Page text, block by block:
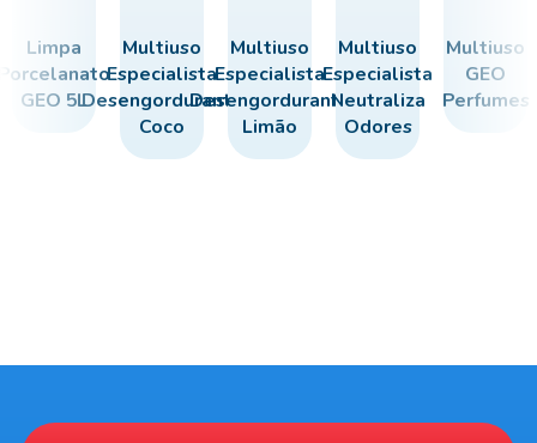
Limpa
GEO 5L
Multiuso
Especialista
Desengordurante
Coco
Multiuso
Especialista
Desengordurante
Limão
Multiuso
Especialista
Neutraliza
Odores
Multiuso
GEO
Perfumes